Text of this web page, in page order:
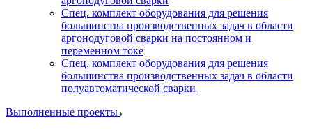
Спец. комплект оборудования для решения
большинства производственных задач в области
аргонодуговой сварки на постоянном и
переменном токе
Спец. комплект оборудования для решения
большинства производственных задач в области
полуавтоматической сварки
Выполненные проекты